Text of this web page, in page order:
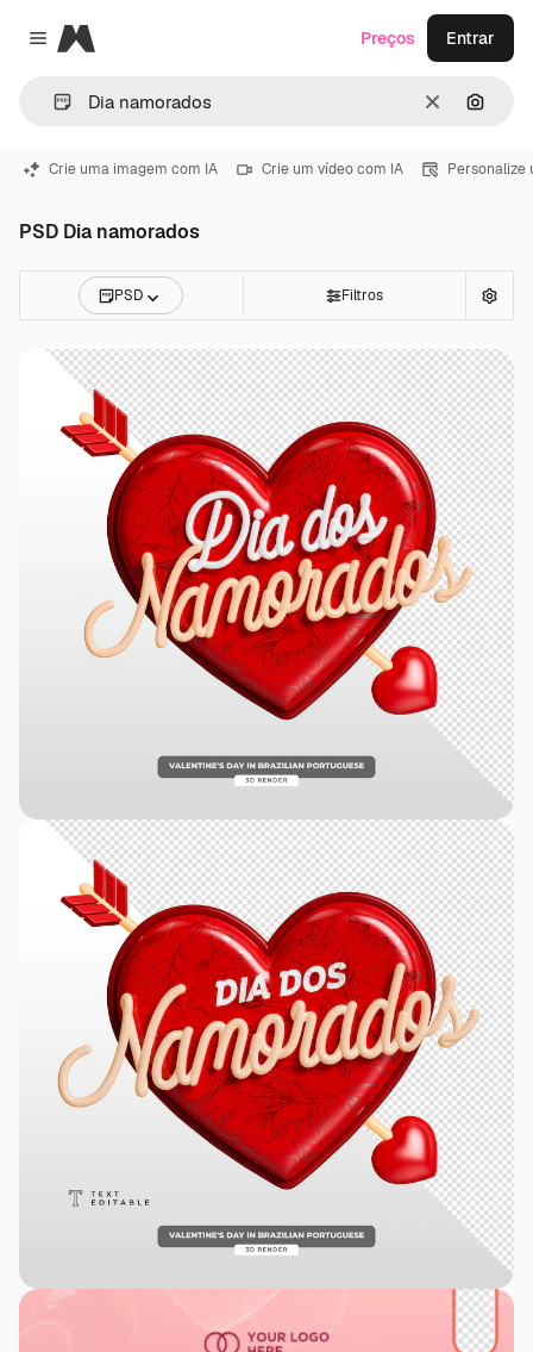
Close menu
Magnific
Limpar
Preços Entrar
Crie uma imagem com IA Crie um vídeo com IA Personalize
PSD Dia namorados
PSD Filtros